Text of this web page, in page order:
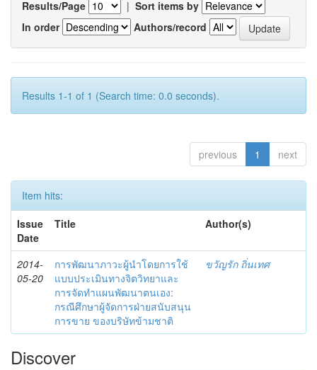
Results/Page | Sort items by
In order
Authors/record
Results 1-1 of 1 (Search time: 0.0 seconds).
previous 1 next
Item hits:
Issue
Date
Title Author(s)
2014-
05-20
การพัฒนาภาวะผู้นำโดยการใช้
แบบประเมินทางจิตวิทยาและ
การจัดทำแผนพัฒนาตนเอง:
กรณีศึกษาผู้จัดการฝ่ายสนับสนุน
การขาย ของบริษัทข้ามชาติ
ขวัญรัก ถิ่นเทศ
Discover